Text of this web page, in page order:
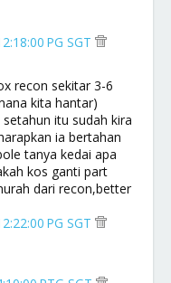
PG SGT
recon sekitar 3-6
kita hantar)
itu sudah kira
ia bertahan
tanya kedai apa
kos ganti part
dari recon,better
PG SGT